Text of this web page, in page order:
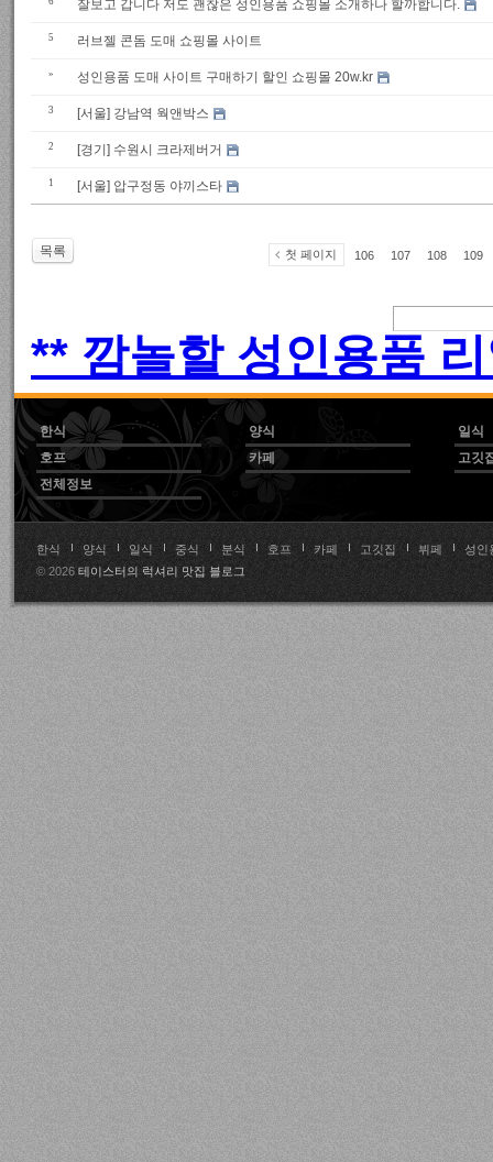
잘보고 갑니다 저도 괜찮은 성인용품 쇼핑몰 소개하나 할까합니다.
5 러브젤 콘돔 도매 쇼핑몰 사이트
» 성인용품 도매 사이트 구매하기 할인 쇼핑몰 20w.kr
3 [서울] 강남역 웍앤박스
2 [경기] 수원시 크라제버거
1 [서울] 압구정동 야끼스타
목록 첫 페이지 106 107 108 109
** 깜놀할 성인용품
한식 양식
일식
호프
카페
고깃
전체정보
한식 양식 일식 중식 분식 호프 카페 고깃집 뷔페
성인
© 2026 테이스터의 럭셔리 맛집 블로그